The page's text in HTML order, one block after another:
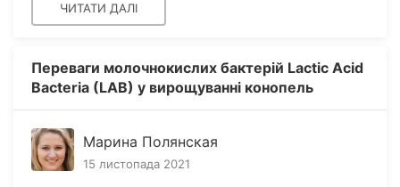
ЧИТАТИ ДАЛІ
Переваги молочнокислих бактерій Lactic Acid
Bacteria (LAB) у вирощуванні конопель
Марина Полянская
15 листопада 2021